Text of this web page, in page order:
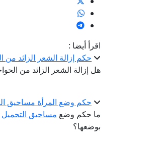
اقرأ أيضا :
حكم إزالة الشعر الزائد
هل إزالة الشعر الزائد من
حكم وضع المرأة مساحيق
ما حكم وضع مساحيق التجميل
بوضعها؟